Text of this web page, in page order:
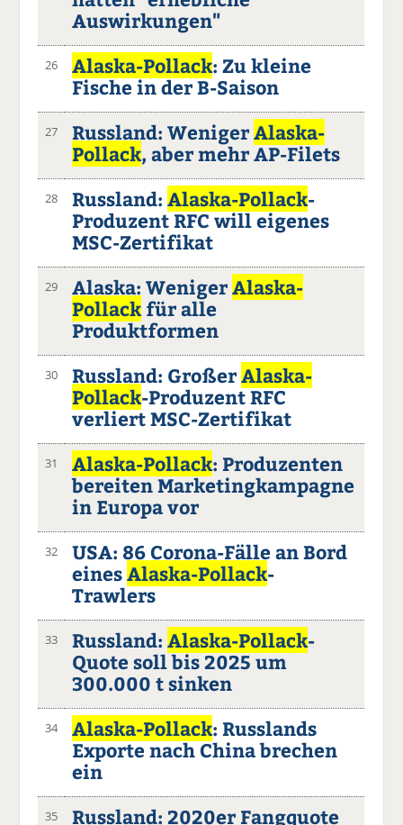
Auswirkungen"
26 Alaska-Pollack: Zu kleine
Fische in der B-Saison
27 Russland: WenigerAlaska-
Pollack, aber mehr AP-Filets
28 Russland:Alaska-Pollack-
Produzent RFC will eigenes
MSC-Zertifikat
29 Alaska: WenigerAlaska-
Pollackfür alle
Produktformen
30 Russland: GroßerAlaska-
Pollack-Produzent RFC
verliert MSC-Zertifikat
31 Alaska-Pollack: Produzenten
bereiten Marketingkampagne
in Europa vor
32
USA: 86 Corona-Fälle an Bord
einesAlaska-Pollack-
Trawlers
33 Russland:Alaska-Pollack-
Quote soll bis 2025 um
300.000 t sinken
34 Alaska-Pollack: Russlands
Exporte nach China brechen
ein
35
Russland: 2020er Fangquote